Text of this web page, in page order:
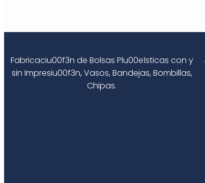
Fabricaciu00f3n de Bolsas Plu00e1sticas con y
sin Impresiu00f3n, Vasos, Bandejas, Bombillas,
Chipas.